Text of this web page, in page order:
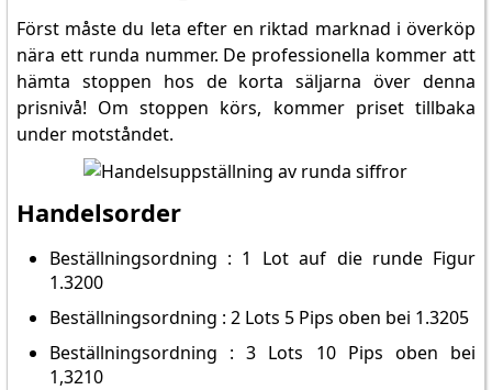
Först måste du leta efter en riktad marknad i överköp
nära ett runda nummer. De professionella kommer att
hämta stoppen hos de korta säljarna över denna
prisnivå! Om stoppen körs, kommer priset tillbaka
under motståndet.
Handelsorder
Beställningsordning : 1 Lot auf die runde Figur
1.3200
Beställningsordning : 2 Lots 5 Pips oben bei 1.3205
Beställningsordning : 3 Lots 10 Pips oben bei
1,3210